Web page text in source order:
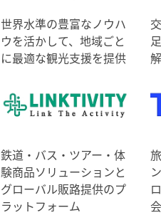
世界水準の豊富なノウハ
ウを活かして、地域ごと
に最適な観光支援を提供
鉄道・バス・ツアー・体
験商品ソリューションと
グローバル販路提供のプ
ラットフォーム